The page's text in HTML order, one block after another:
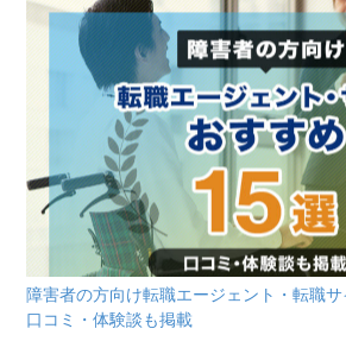
障害者の方向け転職エージェント・転職サ
口コミ・体験談も掲載